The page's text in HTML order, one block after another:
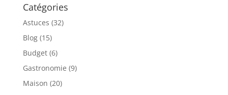
Catégories
Astuces (32)
Blog(15)
Budget(6)
Gastronomie (9)
Maison (20)